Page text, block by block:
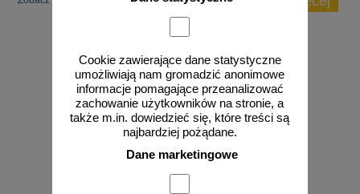
Cookie zawierające dane statystyczne
umożliwiają nam gromadzić anonimowe
informacje pomagające przeanalizować
zachowanie użytkowników na stronie, a
także m.in. dowiedzieć się, które treści są
najbardziej pożądane.
Dane marketingowe